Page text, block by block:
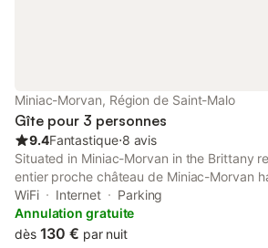
Miniac-Morvan, Région de Saint-Malo
Gîte pour 3 personnes
9.4Fantastique⋅8 avis
Situated in Miniac-Morvan in the Brittany
entier proche château de Miniac-Morvan
free WiFi and parking on-site are
free of charge.
WiFi Internet
Parking
Annulation gratuite
dès 130 € par nuit